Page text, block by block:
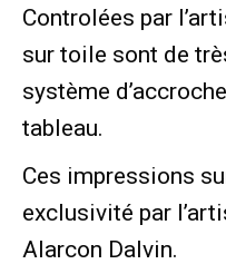
Controlées par
sur toile sont de
système
tableau.
Ces impressions
exclusivité par
Alarcon Dalvin.